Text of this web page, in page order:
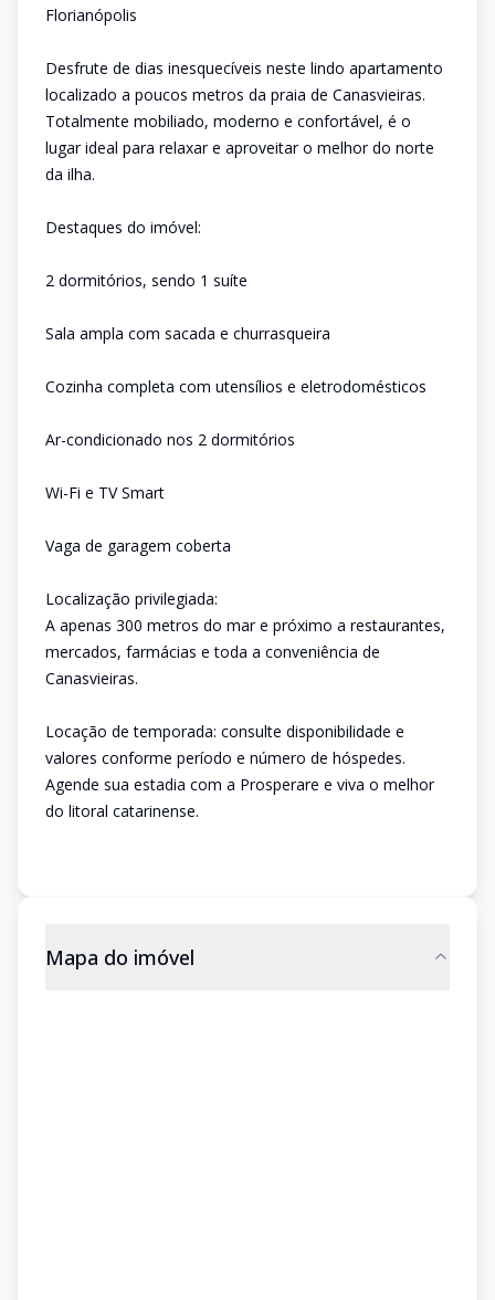
Florianópolis
Desfrute de dias inesquecíveis neste lindo apartamento
localizado a poucos metros da praia de Canasvieiras.
Totalmente mobiliado, moderno e confortável, é o
lugar ideal para relaxar e aproveitar o melhor do norte
da ilha.
Destaques do imóvel:
2 dormitórios, sendo 1 suíte
Sala ampla com sacada e churrasqueira
Cozinha completa com utensílios e eletrodomésticos
Ar-condicionado nos 2 dormitórios
Wi-Fi e TV Smart
Vaga de garagem coberta
Localização privilegiada:
A apenas 300 metros do mar e próximo a restaurantes,
mercados, farmácias e toda a conveniência de
Canasvieiras.
Locação de temporada: consulte disponibilidade e
valores conforme período e número de hóspedes.
Agende sua estadia com a Prosperare e viva o melhor
do litoral catarinense.
Mapa do imóvel